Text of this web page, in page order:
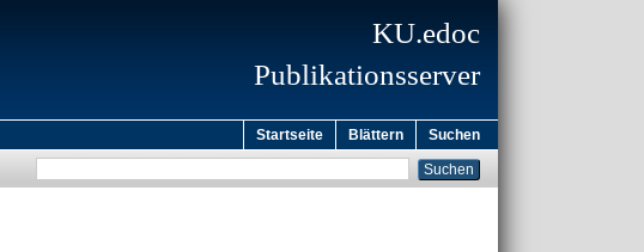
KU.edoc
Publikationsserver
Startseite Blättern Suchen